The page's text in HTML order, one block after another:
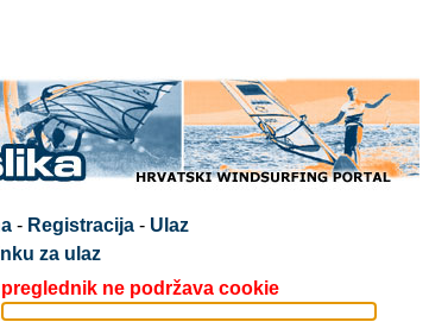
- Registracija- Ulaz
za ulaz
ne podržava cookie